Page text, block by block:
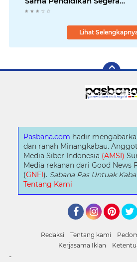
Difinalkan
Lihat
Pasbana.com hadir
dan ranah Minangkabau.
Media Siber Indonesia (AMSI)
Media rekanan dari Good News
(GNFI). Sabana Pas Untuak
Tentang Kami
Redaksi Tentang kami
Kerjasama Iklan
-